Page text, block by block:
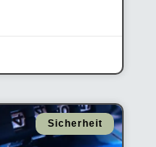
Sicherheit